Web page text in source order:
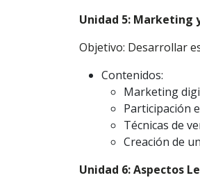
Unidad 5: Marketing
Objetivo: Desarrollar
Contenidos:
Marketing
Participación
Técnicas de
Creación de
Unidad 6: Aspectos